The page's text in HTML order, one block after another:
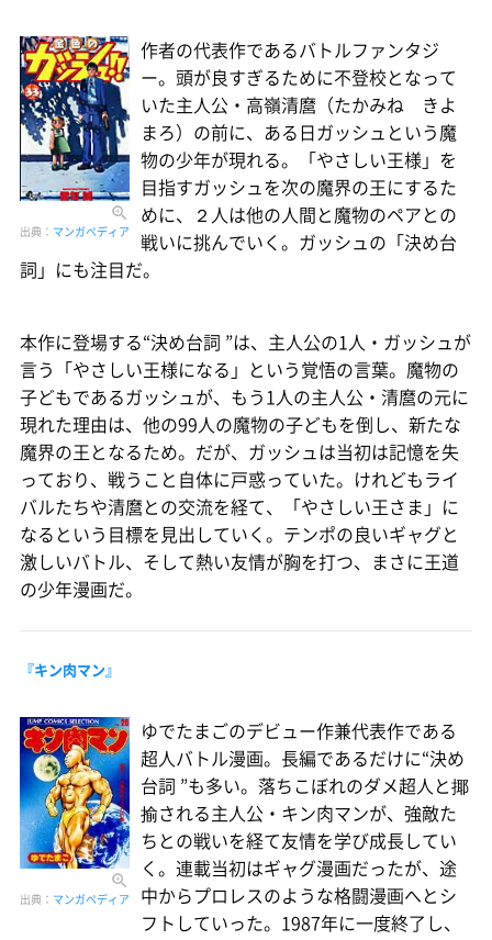
出典： マンガペディア
作者の代表作であるバトルファンタジ
ー。頭が良すぎるために不登校となって
いた主人公・高嶺清麿（たかみね きよ
まろ）の前に、ある日ガッシュという魔
物の少年が現れる。「やさしい王様」を
目指すガッシュを次の魔界の王にするた
めに、２人は他の人間と魔物のペアとの
戦いに挑んでいく。ガッシュの「決め台
詞」にも注目だ。
本作に登場する“決め台詞 ”は、主人公の1人・ガッシュが
言う「やさしい王様になる」という覚悟の言葉。魔物の
子どもであるガッシュが、もう1人の主人公・清麿の元に
現れた理由は、他の99人の魔物の子どもを倒し、新たな
魔界の王となるため。だが、ガッシュは当初は記憶を失
っており、戦うこと自体に戸惑っていた。けれどもライ
バルたちや清麿との交流を経て、「やさしい王さま」に
なるという目標を見出していく。テンポの良いギャグと
激しいバトル、そして熱い友情が胸を打つ、まさに王道
の少年漫画だ。
『キン肉マン』
出典： マンガペディア
ゆでたまごのデビュー作兼代表作である
超人バトル漫画。長編であるだけに“決め
台詞 ”も多い。落ちこぼれのダメ超人と揶
揄される主人公・キン肉マンが、強敵た
ちとの戦いを経て友情を学び成長してい
く。連載当初はギャグ漫画だったが、途
中からプロレスのような格闘漫画へとシ
フトしていった。1987年に一度終了し、